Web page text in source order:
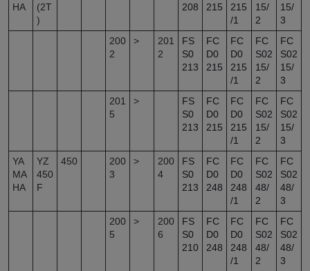
HA
(2T
)
208
215
215
/1
15/
2
15/
3
200
2
>
201
2
FS
S0
213
FC
D0
215
FC
D0
215
/1
FC
S02
15/
2
FC
S02
15/
3
201
5
>
FS
S0
213
FC
D0
215
FC
D0
215
/1
FC
S02
15/
2
FC
S02
15/
3
YA
MA
HA
YZ
450
F
450
200
3
>
200
4
FS
S0
213
FC
D0
248
FC
D0
248
/1
FC
S02
48/
2
FC
S02
48/
3
200
5
>
200
6
FS
S0
210
FC
D0
248
FC
D0
248
/1
FC
S02
48/
2
FC
S02
48/
3